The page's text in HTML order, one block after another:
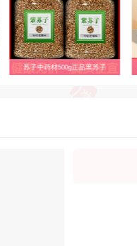
苏子中药材500g正品黑苏子